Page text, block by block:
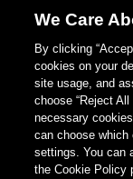
We Care
By clicking
cookies on your
site usage, and
choose “Reject
necessary
can choose
settings. You can
the Cookie Policy